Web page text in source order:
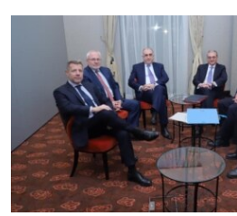
ARAŞDIRMA
MULTIMEDIA
VIDEO
FOTOQALEREYA
İNFOQRAFIKA
KARIKATURA
RADIO ARXIV
OXU ZALI
AZƏRBAYCAN ƏDƏBIYYATI KITABXANASI
İSLAM VƏ DEMOKRATIYA
HAQQIMIZDA
MISSIYAMIZ
PEŞƏ ETIKASI VƏ JURNALISTIKA
BIZI IZLƏ